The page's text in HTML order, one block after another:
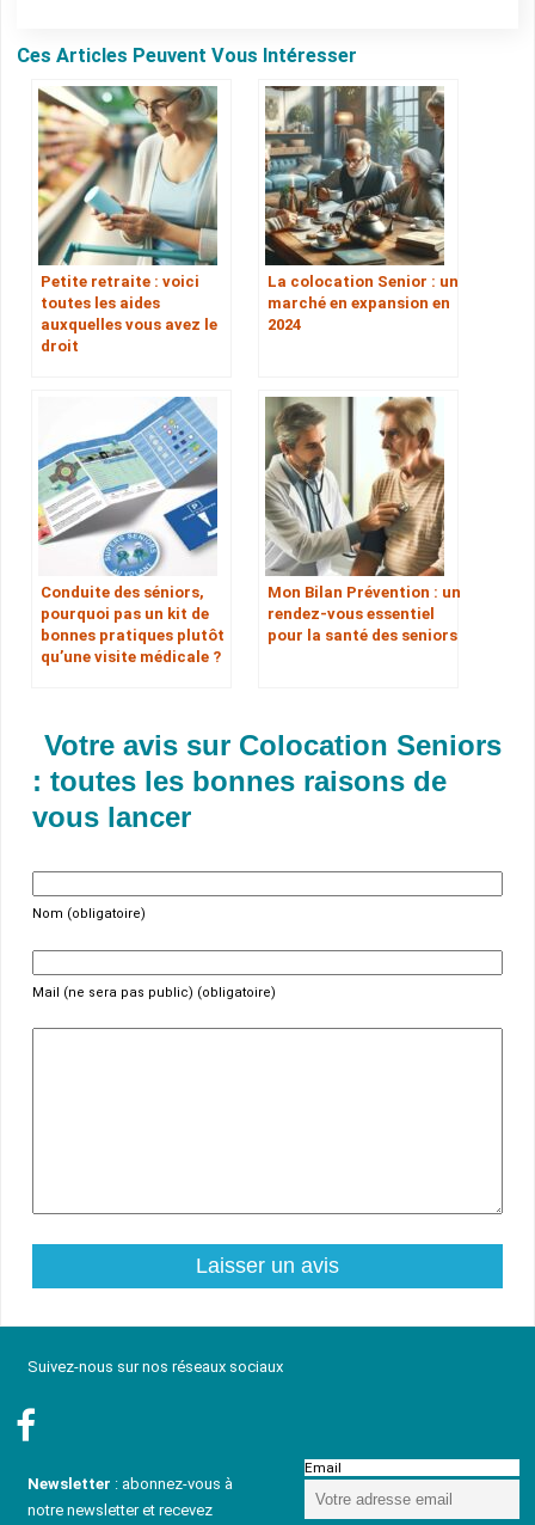
Ces Articles Peuvent Vous Intéresser
Petite retraite : voici
toutes les aides
auxquelles vous avez le
droit
La colocation Senior : un
marché en expansion en
2024
Conduite des séniors,
pourquoi pas un kit de
bonnes pratiques plutôt
qu’une visite médicale ?
Mon Bilan Prévention : un
rendez-vous essentiel
pour la santé des seniors
Votre avis sur Colocation Seniors
: toutes les bonnes raisons de
vous lancer
Nom (obligatoire)
Mail (ne sera pas public) (obligatoire)
Suivez-nous sur nos réseaux sociaux
Newsletter : abonnez-vous à
notre newsletter et recevez
Email